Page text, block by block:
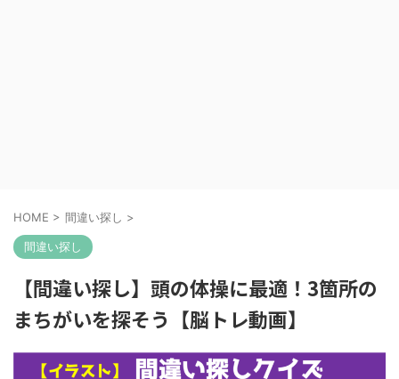
HOME > 間違い探し >
間違い探し
【間違い探し】頭の体操に最適！3箇所の
まちがいを探そう【脳トレ動画】